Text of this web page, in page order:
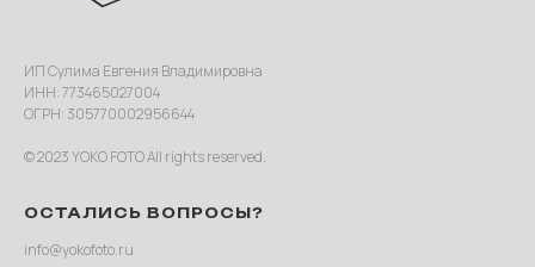
ИП Сулима Евгения Владимировна
ИНН: 773465027004
ОГРН: 305770002956644
© 2023 YOKO FOTO All rights reserved.
ОСТАЛИСЬ ВОПРОСЫ?
info@yokofoto.ru